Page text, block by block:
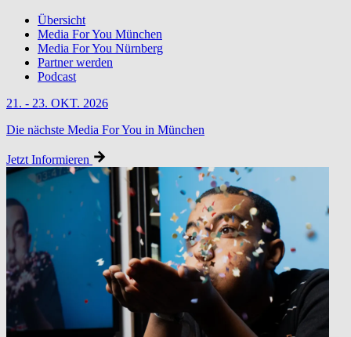
Übersicht
Media For You München
Media For You Nürnberg
Partner werden
Podcast
21. - 23. OKT. 2026
Die nächste Media For You in München
Jetzt Informieren